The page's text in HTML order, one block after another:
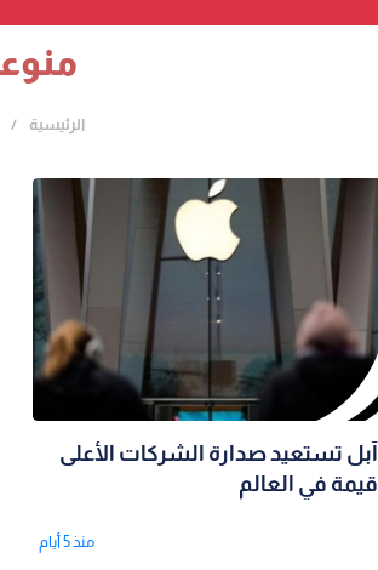
الرئيسية
آبل تستعيد صدارة الشركات الأعلى
قيمة في العالم
منذ 5 أيام